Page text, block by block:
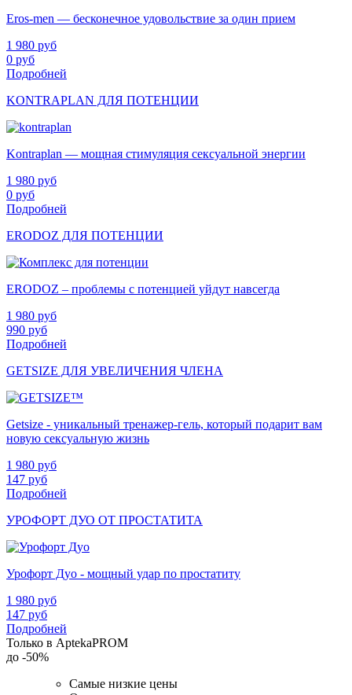
Eros-men — бесконечное удовольствие за один прием
1 980 руб
0 руб
Подробней
KONTRAPLAN ДЛЯ ПОТЕНЦИИ
Kontraplan — мощная стимуляция сексуальной энергии
1 980 руб
0 руб
Подробней
ERODOZ ДЛЯ ПОТЕНЦИИ
ERODOZ – проблемы с потенцией уйдут навсегда
1 980 руб
990 руб
Подробней
GETSIZE ДЛЯ УВЕЛИЧЕНИЯ ЧЛЕНА
Getsize - уникальный тренажер-гель, который подарит вам
новую сексуальную жизнь
1 980 руб
147 руб
Подробней
УРОФОРТ ДУО ОТ ПРОСТАТИТА
Урофорт Дуо - мощный удар по простатиту
1 980 руб
147 руб
Подробней
Только в AptekaPROM
до -50%
Самые низкие цены